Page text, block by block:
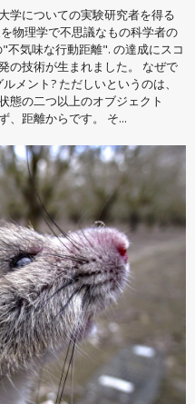
学についての実験研究者を得る
物理学で不思議なもの科学者の
不気味な行動距離". の達成にスコ
の技術が生まれました。 なぜで
メント? ただしいというのは、
態の二つ以上のオブジェクト
、距離からです。 そ...